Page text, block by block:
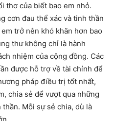
thơ của biết bao em nhỏ.
cơn đau thể xác và tinh thần
trở nên khó khăn hơn bao
thư không chỉ là hành
nhiệm của cộng đồng. Các
được hỗ trợ về tài chính để
pháp điều trị tốt nhất,
chia sẻ để vượt qua những
Mỗi sự sẻ chia, dù là